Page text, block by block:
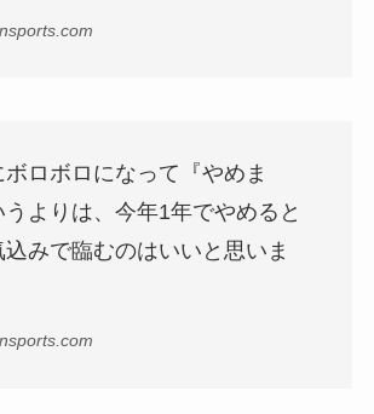
ボロボロになって『やめま
よりは、今年1年でやめると
込みで臨むのはいいと思いま